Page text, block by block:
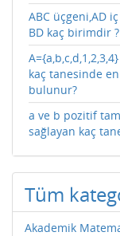
ABC üçgeni,AD iç
BD kaç birimdir ?
kaç tanesinde
bulunur?
a ve b pozitif
sağlayan kaç
Tüm
Akademik